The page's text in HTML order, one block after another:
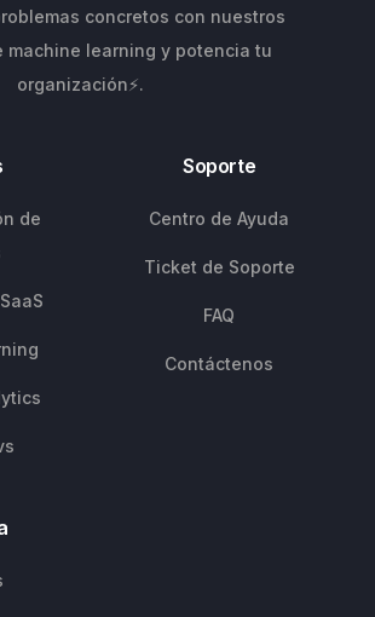
concretos con nuestros
machine learning y potencia tu
organización⚡.
de
Soporte
Centro de Ayuda
Ticket de Soporte
FAQ
Contáctenos